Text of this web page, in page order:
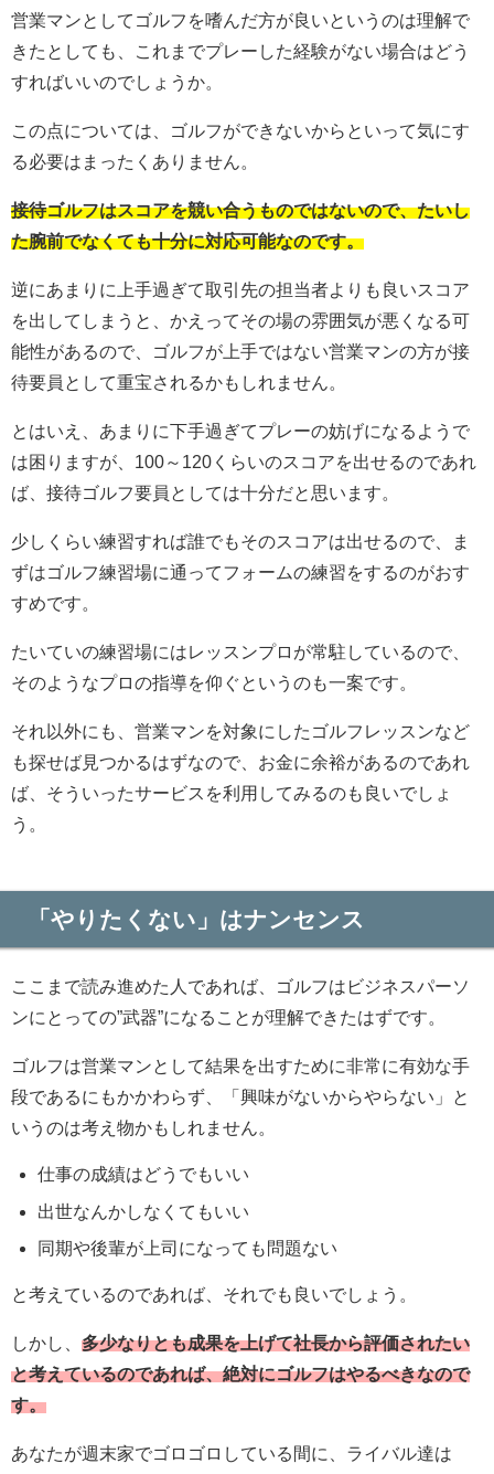
営業マンとしてゴルフを嗜んだ方が良いというのは理解で
きたとしても、これまでプレーした経験がない場合はどう
すればいいのでしょうか。
この点については、ゴルフができないからといって気にす
る必要はまったくありません。
接待ゴルフはスコアを競い合うものではないので、たいし
た腕前でなくても十分に対応可能なのです。
逆にあまりに上手過ぎて取引先の担当者よりも良いスコア
を出してしまうと、かえってその場の雰囲気が悪くなる可
能性があるので、ゴルフが上手ではない営業マンの方が接
待要員として重宝されるかもしれません。
とはいえ、あまりに下手過ぎてプレーの妨げになるようで
は困りますが、100～120くらいのスコアを出せるのであれ
ば、接待ゴルフ要員としては十分だと思います。
少しくらい練習すれば誰でもそのスコアは出せるので、ま
ずはゴルフ練習場に通ってフォームの練習をするのがおす
すめです。
たいていの練習場にはレッスンプロが常駐しているので、
そのようなプロの指導を仰ぐというのも一案です。
それ以外にも、営業マンを対象にしたゴルフレッスンなど
も探せば見つかるはずなので、お金に余裕があるのであれ
ば、そういったサービスを利用してみるのも良いでしょ
う。
「やりたくない」はナンセンス
ここまで読み進めた人であれば、ゴルフはビジネスパーソ
ンにとっての”武器”になることが理解できたはずです。
ゴルフは営業マンとして結果を出すために非常に有効な手
段であるにもかかわらず、「興味がないからやらない」と
いうのは考え物かもしれません。
仕事の成績はどうでもいい
出世なんかしなくてもいい
同期や後輩が上司になっても問題ない
と考えているのであれば、それでも良いでしょう。
しかし、 多少なりとも成果を上げて社長から評価されたい
と考えているのであれば、絶対にゴルフはやるべきなので
す。
あなたが週末家でゴロゴロしている間に、ライバル達は